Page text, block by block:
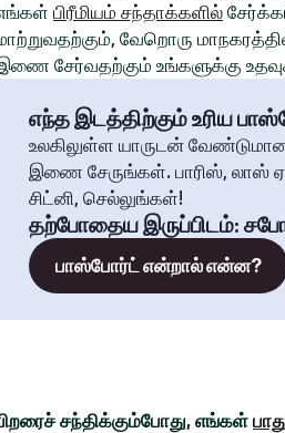
பிரீமியம் சந்தாக்களில்
வேறொரு
சேர்வதற்கும் உங்களுக்கு
எந்த இடத்திற்கும் உரிய
உலகிலுள்ள யாருடன்
இணை சேருங்கள். பாரிஸ், லாஸ்
சிட்னி, செல்லுங்கள்!
தற்போதைய இருப்பிடம்:
பாஸ்போர்ட் என்றால் என்ன?
சந்திக்கும்போது, எங்கள்